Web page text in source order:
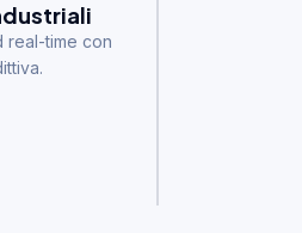
real-time con